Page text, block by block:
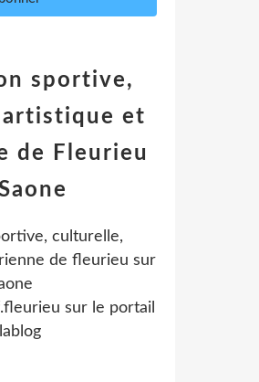
sportive,
et
de Fleurieu
culturelle,
de fleurieu sur
sur le portail